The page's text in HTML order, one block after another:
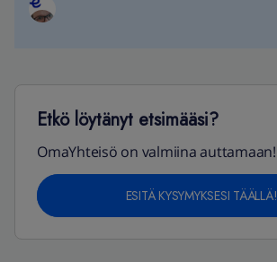
Etkö löytänyt etsimääsi?
OmaYhteisö on valmiina auttamaan!
ESITÄ KYSYMYKSESI TÄÄLLÄ!